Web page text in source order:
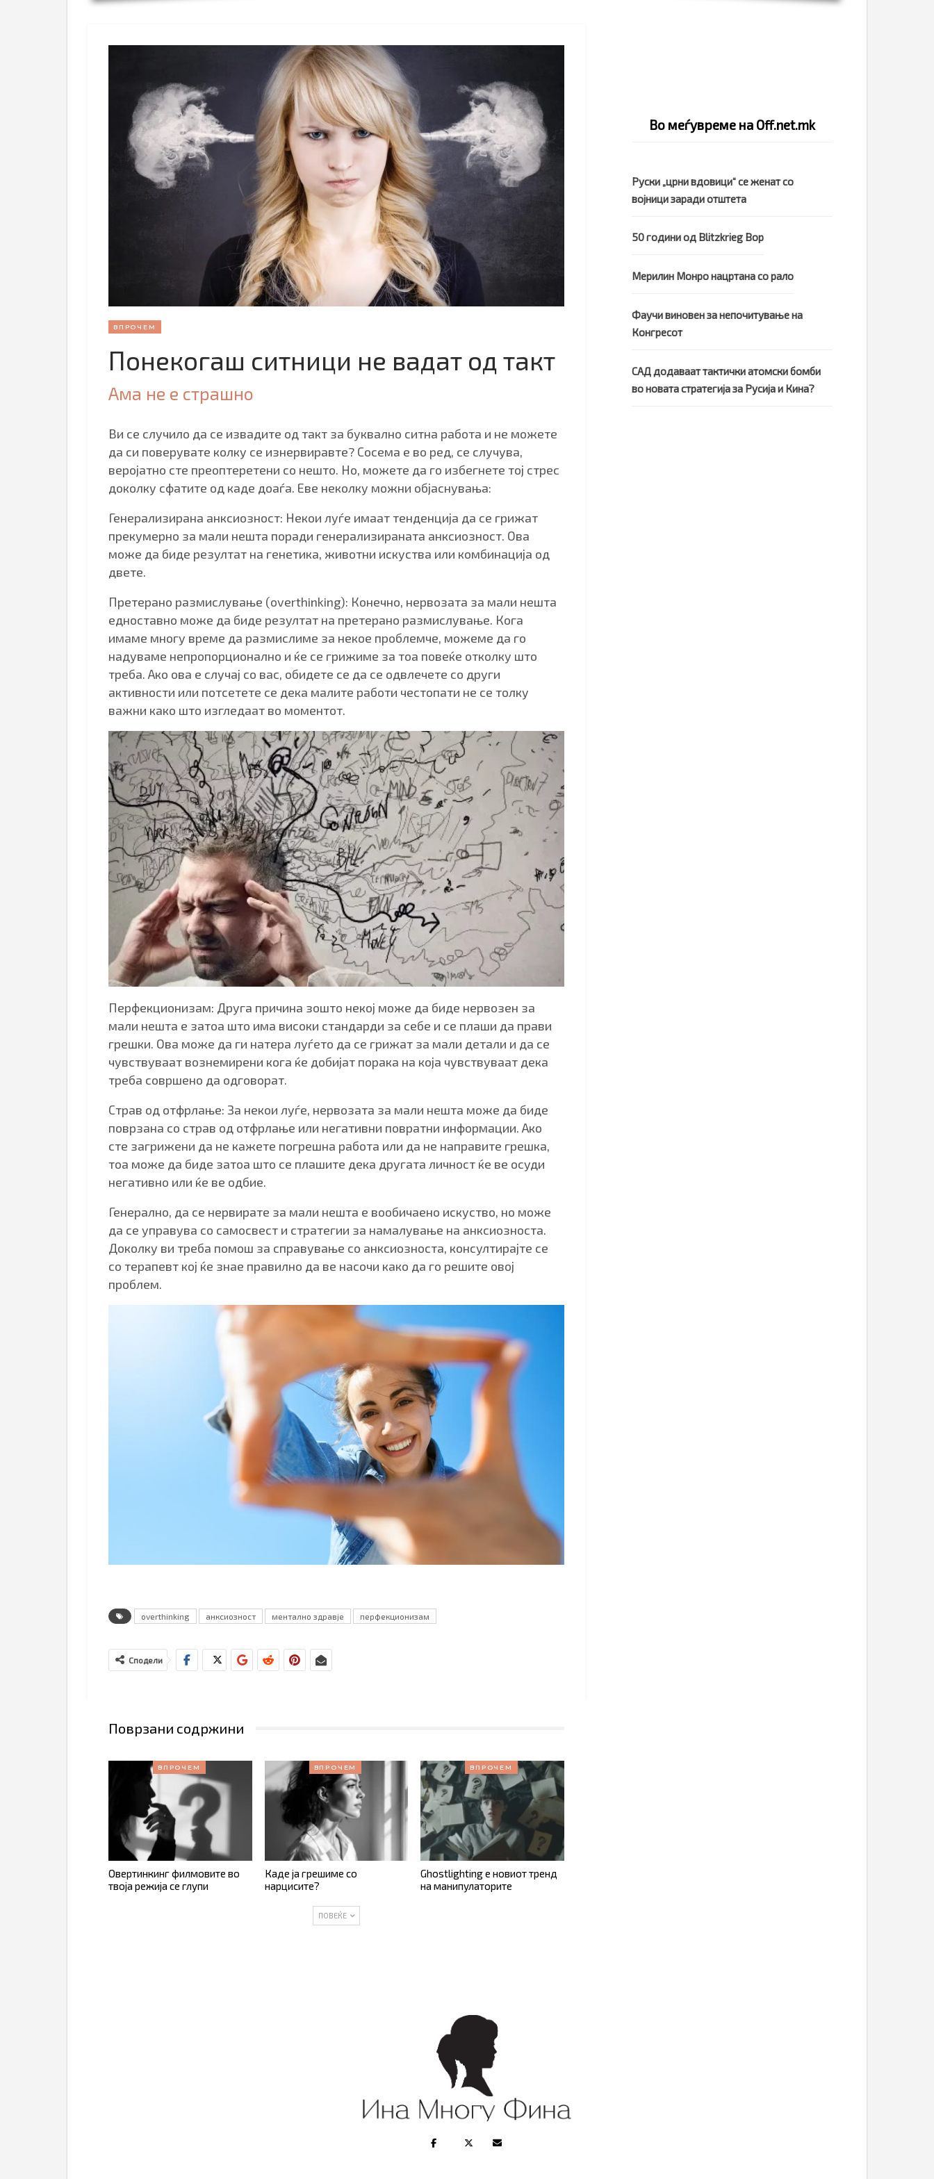
ВПРОЧЕМ
Понекогаш ситници не вадат од такт
Ама не е страшно
Ви се случило да се извадите од такт за буквално ситна работа и не можете
да си поверувате колку се изнервиравте? Сосема е во ред, се случува,
веројатно сте преоптеретени со нешто. Но, можете да го избегнете тој стрес
доколку сфатите од каде доаѓа. Еве неколку можни објаснувања:
Генерализирана анксиозност: Некои луѓе имаат тенденција да се грижат
прекумерно за мали нешта поради генерализираната анксиозност. Ова
може да биде резултат на генетика, животни искуства или комбинација од
двете.
Претерано размислување (overthinking): Конечно, нервозата за мали нешта
едноставно може да биде резултат на претерано размислување. Кога
имаме многу време да размислиме за некое проблемче, можеме да го
надуваме непропорционално и ќе се грижиме за тоа повеќе отколку што
треба. Ако ова е случај со вас, обидете се да се одвлечете со други
активности или потсетете се дека малите работи честопати не се толку
важни како што изгледаат во моментот.
Перфекционизам: Друга причина зошто некој може да биде нервозен за
мали нешта е затоа што има високи стандарди за себе и се плаши да прави
грешки. Ова може да ги натера луѓето да се грижат за мали детали и да се
чувствуваат вознемирени кога ќе добијат порака на која чувствуваат дека
треба совршено да одговорат.
Страв од отфрлање: За некои луѓе, нервозата за мали нешта може да биде
поврзана со страв од отфрлање или негативни повратни информации. Ако
сте загрижени да не кажете погрешна работа или да не направите грешка,
тоа може да биде затоа што се плашите дека другата личност ќе ве осуди
негативно или ќе ве одбие.
Генерално, да се нервирате за мали нешта е вообичаено искуство, но може
да се управува со самосвест и стратегии за намалување на анксиозноста.
Доколку ви треба помош за справување со анксиозноста, консултирајте се
со терапевт кој ќе знае правилно да ве насочи како да го решите овој
проблем.
overthinking анксиозност ментално здравје перфекционизам
Сподели
Поврзани содржини
ВПРОЧЕМ
Овертинкинг филмовите во
твоја режија се глупи
ВПРОЧЕМ
Каде ја грешиме со
нарцисите?
ВПРОЧЕМ
Ghostlighting е новиот тренд
на манипулаторите
ПОВЕЌЕ
Во меѓувреме на Off.net.mk
Руски „црни вдовици“ се женат со
војници заради отштета
50 години од Blitzkrieg Bop
Мерилин Монро нацртана со рало
Фаучи виновен за непочитување на
Конгресот
САД додаваат тактички атомски бомби
во новата стратегија за Русија и Кина?